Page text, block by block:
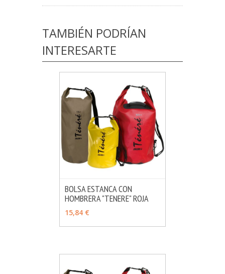
TAMBIÉN PODRÍAN
INTERESARTE
VER OPCIONES MÁS INFO
BOLSA ESTANCA CON
HOMBRERA "TENERE" ROJA
15,84 €